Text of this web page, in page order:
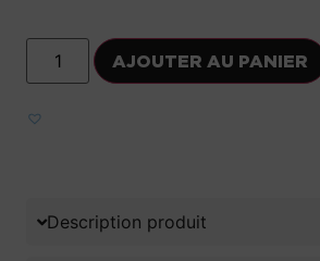
AJOUTER AU PANIER
Description produit